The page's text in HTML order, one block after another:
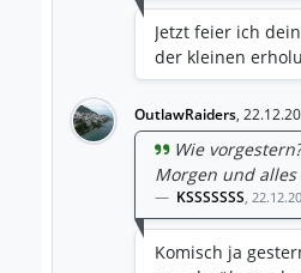
Jetzt feier ich
der kleinen
OutlawRaiders,
Wie
Morgen und
KSSSSSSS,
Komisch ja